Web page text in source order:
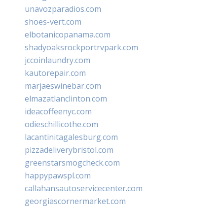
unavozparadios.com
shoes-vert.com
elbotanicopanama.com
shadyoaksrockportrvpark.com
jccoinlaundry.com
kautorepair.com
marjaeswinebar.com
elmazatlanclinton.com
ideacoffeenyc.com
odieschillicothe.com
lacantinitagalesburg.com
pizzadeliverybristol.com
greenstarsmogcheck.com
happypawspl.com
callahansautoservicecenter.com
georgiascornermarket.com